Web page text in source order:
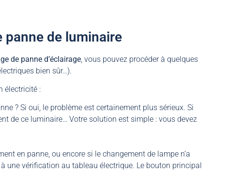
panne de luminaire
de panne d’éclairage , vous pouvez procéder à quelques
bien sûr…).
électricité :
? Si oui, le problème est certainement plus sérieux. Si
de ce luminaire… Votre solution est simple : vous devez
en panne, ou encore si le changement de lampe n’a
une vérification au tableau électrique. Le bouton principal